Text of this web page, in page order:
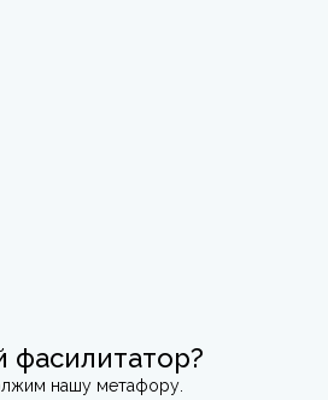
фасилитатор?
нашу метафору.